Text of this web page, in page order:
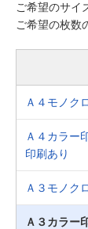
ご希望のサイ
ご希望の枚数
Ａ４モノク
Ａ４カラー
印刷あり
Ａ３モノク
Ａ３カラー